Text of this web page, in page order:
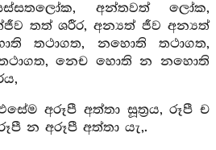
අන්තවත් ලෝක,
තත් ශරීර, අන්‍යත් ජීව අන්‍යත්
තථාගත, නහොති තථාගත,
නෙච හොති න නහොති
අරූපී අත්තා සූත්‍රය, රූපී ච
න අරූපී අත්තා යැ,.